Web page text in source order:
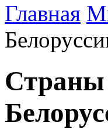
Главная
Страны